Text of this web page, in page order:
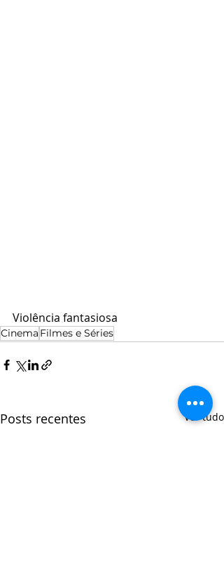
Violência fantasiosa
Cinema Filmes e Séries
Posts recentes Ver tudo